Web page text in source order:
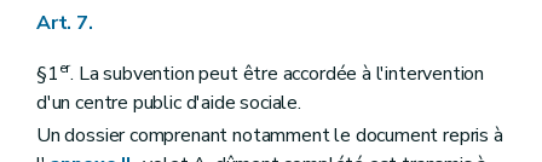
Art. 7.
§1er. La subvention peut être accordée à l'intervention
d'un centre public d'aide sociale.
Un dossier comprenant notamment le document repris à